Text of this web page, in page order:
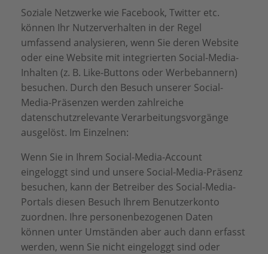
Soziale Netzwerke wie Facebook, Twitter etc.
können Ihr Nutzerverhalten in der Regel
umfassend analysieren, wenn Sie deren Website
oder eine Website mit integrierten Social-Media-
Inhalten (z. B. Like-Buttons oder Werbebannern)
besuchen. Durch den Besuch unserer Social-
Media-Präsenzen werden zahlreiche
datenschutzrelevante Verarbeitungsvorgänge
ausgelöst. Im Einzelnen:
Wenn Sie in Ihrem Social-Media-Account
eingeloggt sind und unsere Social-Media-Präsenz
besuchen, kann der Betreiber des Social-Media-
Portals diesen Besuch Ihrem Benutzerkonto
zuordnen. Ihre personenbezogenen Daten
können unter Umständen aber auch dann erfasst
werden, wenn Sie nicht eingeloggt sind oder